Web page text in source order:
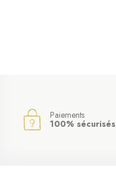
Paiements
100% sécurisés